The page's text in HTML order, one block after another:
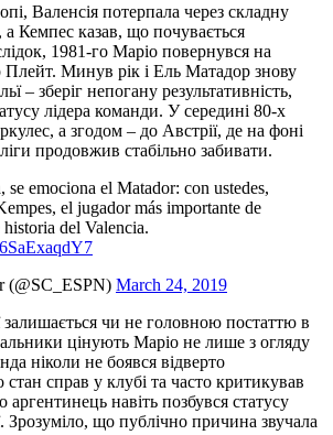
Валенсія потерпала через складну
а Кемпес казав, що почувається
1981-го Маріо повернувся на
Плейт. Минув рік і Ель Матадор знову
– зберіг непогану результативність,
лідера команди. У середині 80-х
а згодом – до Австрії, де на фоні
продовжив стабільно забивати.
se emociona el Matador: con ustedes,
el jugador más importante de
del Valencia.
(@SC_ESPN) March 24, 2019
залишається чи не головною постаттю в
цінують Маріо не лише з огляду
ніколи не боявся відверто
справ у клубі та часто критикував
аргентинець навіть позбувся статусу
Зрозуміло, що публічно причина звучала